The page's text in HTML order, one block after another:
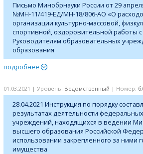
Письмо Минобрнауки России от 29
№МН-11/419-ЕД/МН-18/806-АО «О
организации культурно-массовой,
спортивной, оздоровительной работы
Руководителям образовательных
образования
подробнее
01.03.2021 | Уровень: Ведомственный | Номер:
28.04.2021 Инструкция по порядку
результатах деятельности
учреждений, находящихся в ведении
высшего образования Российской
использовании закрепленного за ними
имущества